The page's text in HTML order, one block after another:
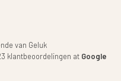
van Geluk
klantbeoordelingen at Google